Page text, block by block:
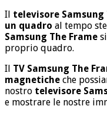
Il televisore Samsung
un quadro al tempo
Samsung The Frame
proprio quadro.
Il TV Samsung The
magnetiche che
nostro televisore
e mostrare le nostre